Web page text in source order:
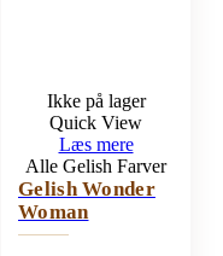
Ikke på lager
Quick View
Læs mere
Alle Gelish Farver
Gelish Wonder
Woman